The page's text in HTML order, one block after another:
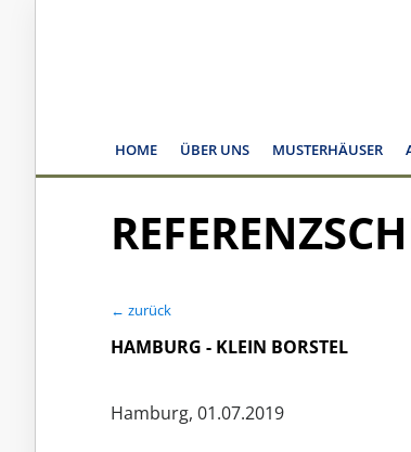
HOME ÜBER UNS MUSTERHÄUSER
← zurück
HAMBURG - KLEIN BORSTEL
Hamburg, 01.07.2019